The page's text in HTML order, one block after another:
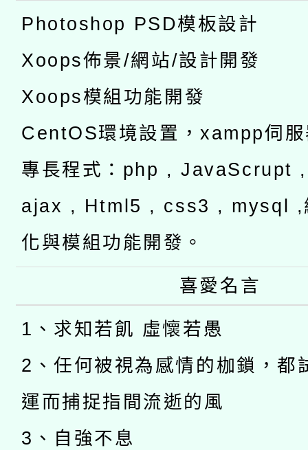
Photoshop PSD模板設計
Xoops佈景/網站/設計開發
Xoops模組功能開發
CentOS環境設置，xampp伺
專長程式：php , JavaScrupt
ajax , Html5 , css3 , mysql ,
化與模組功能開發。
喜愛名言
1、求知若飢 虛懷若愚
2、任何被視為感情的枷鎖，都
運而捕捉指間流逝的風
3、自強不息